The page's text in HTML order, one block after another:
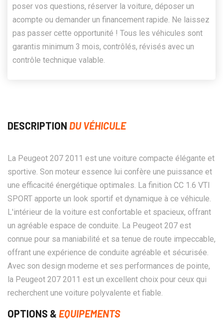
poser vos questions, réserver la voiture, déposer un
acompte ou demander un financement rapide. Ne laissez
pas passer cette opportunité ! Tous les véhicules sont
garantis minimum 3 mois, contrôlés, révisés avec un
contrôle technique valable.
DESCRIPTION DU VÉHICULE
La Peugeot 207 2011 est une voiture compacte élégante et
sportive. Son moteur essence lui confère une puissance et
une efficacité énergétique optimales. La finition CC 1.6 VTI
SPORT apporte un look sportif et dynamique à ce véhicule.
L'intérieur de la voiture est confortable et spacieux, offrant
un agréable espace de conduite. La Peugeot 207 est
connue pour sa maniabilité et sa tenue de route impeccable,
offrant une expérience de conduite agréable et sécurisée.
Avec son design moderne et ses performances de pointe,
la Peugeot 207 2011 est un excellent choix pour ceux qui
recherchent une voiture polyvalente et fiable.
OPTIONS & EQUIPEMENTS